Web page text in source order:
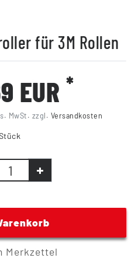
für 3M Rollen
EUR *
MwSt. zzgl. Versandkosten
Merkzettel